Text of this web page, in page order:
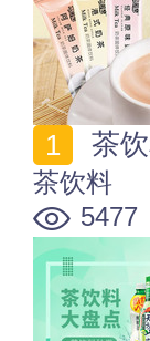
茶
茶饮料
5477